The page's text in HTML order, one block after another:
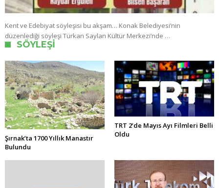
Kent ve Edebiyat söyleşisi bu akşam… Konak Belediyesi’nin
düzenlediği söyleşi Türkan Saylan Kültür Merkezi’nde …
SÖYLEŞI
Şırnak’ta 1700 Yıllık Manastır
Bulundu
TRT 2’de Mayıs Ayı Filmleri Belli
Oldu